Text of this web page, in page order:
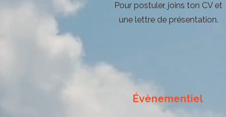
Pour postuler, joins ton CV et
une lettre de présentation.
Évènementiel